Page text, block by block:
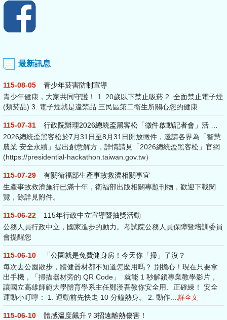
最新訊息
115-08-05
青少年菸害防制宣導
青少年健康，大家共同守護！ 1. 20歲以下禁止吸菸 2. 全面禁止電子煙
(類菸品) 3. 電子煙就是違禁品 三民區第二衛生所關心您的健康
115-07-31
2026總統盃黑客松於7月31日至8月31日開放徵件，邀請各界為「智慧
農業 安全永續」提出創意解方，詳情請見「2026總統盃黑客松」官網
(https://presidential-hackathon.taiwan.gov.tw）
115-07-29
有關衛福部生產事故救濟相關事宜
生產事故救濟施行已滿十年，衛福部出版相關專題刊物，歡迎下載閱
覽，餘詳見附件。
115-06-22
115年行政中立宣導暨抽獎活動
公務人員行政中立，國家進步的動力。考試院公務人員保障暨培訓委員
會提醒您
115-06-10
「公園就是免費健身房！今天你「掃」了沒？
每次去公園散步，體健器材都不知道怎麼用嗎？ 別擔心！現在只要拿
出手機，「掃描器材旁的 QR Code」 就能 1 秒解鎖專業教學影片，
讓國立高雄師範大學體育學系主任鄭漢吾教你安全用、正確練！ 安全
運動小叮嚀： 1. 運動前先快走 10 分鐘熱身。 2. 動作.... 詳全文
115-06-10
體感溫度飆升？3招遠離熱傷害！